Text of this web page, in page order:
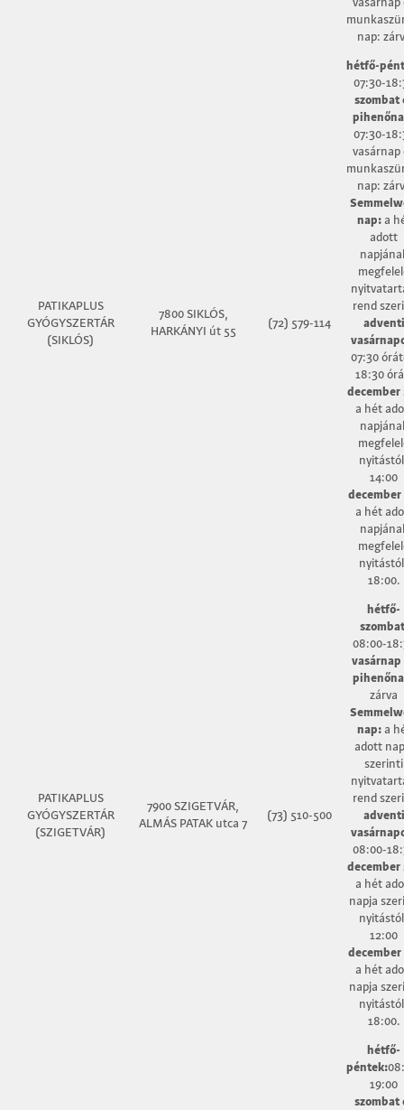
nap:
PATIKAPLUS
GYÓGYSZERTÁR
(SIKLÓS)
7800 SIKLÓS,
HARKÁNYI út 55
(72) 579-114
hétfő-
07:30-
szombat
07:30-
vasárnap
nap:
nap:a
adott
rend
adventi
07:30
18:30
december
a hét
14:00
december
a hét
18:00.
PATIKAPLUS
GYÓGYSZERTÁR
(SZIGETVÁR)
7900 SZIGETVÁR,
ALMÁS PATAK utca 7
(73) 510-500
hétfő-
08:00-
vasárnap
zárva
nap:a
adott
szerinti
rend
adventi
08:00-
december
a hét
napja
12:00
december
a hét
napja
18:00.
hétfő-
péntek:
19:00
szombat